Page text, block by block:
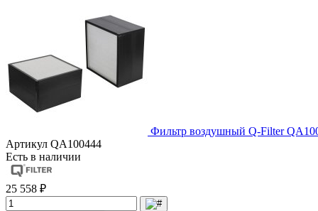
Фильтр воздушный Q-Filter
Артикул QA100444
Есть в наличии
25 558 ₽